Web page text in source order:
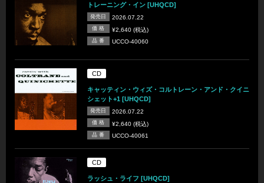
トレーニング・イン [UHQCD]
発売日 2026.07.22
価 格 ¥2,640 (税込)
品 番 UCCO-40060
CD
キャッティン・ウィズ・コルトレーン・アンド・クイニ
シェット+1 [UHQCD]
発売日 2026.07.22
価 格 ¥2,640 (税込)
品 番 UCCO-40061
CD
ラッシュ・ライフ [UHQCD]